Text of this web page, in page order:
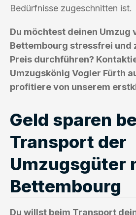
Bedürfnisse zugeschnitten ist.
Du möchtest deinen Umzug
Bettembourg stressfrei und
Preis durchführen?
Umzugskönig Vogler Fürth
profitiere von unserem
Geld sparen
Transport der
Umzugsgüter
Bettembourg
Du willst beim Transport